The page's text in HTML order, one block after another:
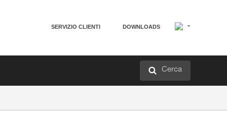
SERVIZIO CLIENTI DOWNLOADS
Cerca